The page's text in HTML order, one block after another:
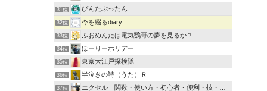
31位 ぴんたぷったん
32位 今を綴るdiary
33位 ふおめんたは電気鸚哥の夢を見るか？
34位 ほーりーホリデー
35位 東京大江戸探検隊
36位 半泣きの詩（うた）Ｒ
37位 エクセル｜関数・使い方・初心者・便利・技・機能